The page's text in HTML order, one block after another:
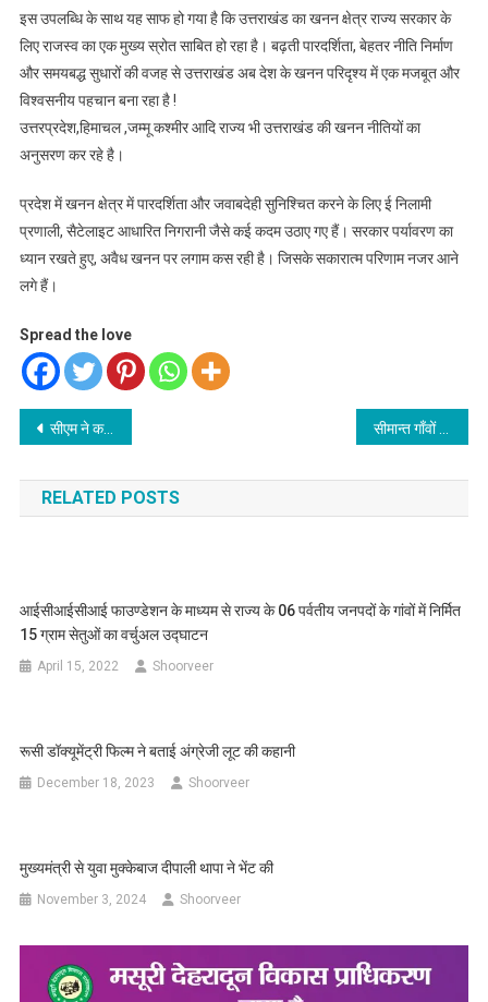
इस उपलब्धि के साथ यह साफ हो गया है कि उत्तराखंड का खनन क्षेत्र राज्य सरकार के
लिए राजस्व का एक मुख्य स्रोत साबित हो रहा है। बढ़ती पारदर्शिता, बेहतर नीति निर्माण
और समयबद्ध सुधारों की वजह से उत्तराखंड अब देश के खनन परिदृश्य में एक मजबूत और
विश्वसनीय पहचान बना रहा है !
उत्तरप्रदेश,हिमाचल ,जम्मू कश्मीर आदि राज्य भी उत्तराखंड की खनन नीतियों का
अनुसरण कर रहे है।
प्रदेश में खनन क्षेत्र में पारदर्शिता और जवाबदेही सुनिश्चित करने के लिए ई निलामी
प्रणाली, सैटेलाइट आधारित निगरानी जैसे कई कदम उठाए गए हैं। सरकार पर्यावरण का
ध्यान रखते हुए, अवैध खनन पर लगाम कस रही है। जिसके सकारात्म परिणाम नजर आने
लगे हैं।
Spread the love
Post
navigation
सीएम ने कहा, नशे को मजबूती से “ना” कहें युवा, साथियों को भी “ना’’ कहने के लिए करें प्रेरित सीमान्त गाँवों के विकास एवं पलायन रोकथाम को ठोस कार्ययोजना तैयार करने के निर्देश
RELATED POSTS
आईसीआईसीआई फाउण्डेशन के माध्यम से राज्य के 06 पर्वतीय जनपदों के गांवों में निर्मित
15 ग्राम सेतुओं का वर्चुअल उद्घाटन
April 15, 2022 Shoorveer
रूसी डॉक्यूमेंट्री फिल्म ने बताई अंग्रेजी लूट की कहानी
December 18, 2023 Shoorveer
मुख्यमंत्री से युवा मुक्केबाज दीपाली थापा ने भेंट की
November 3, 2024 Shoorveer